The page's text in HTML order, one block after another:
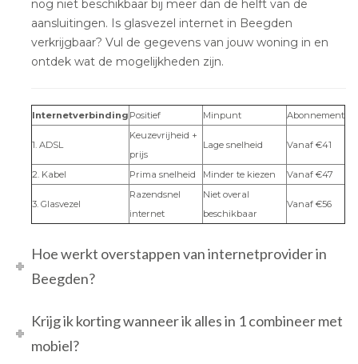
nog niet beschikbaar bij meer dan de helft van de
aansluitingen. Is glasvezel internet in Beegden
verkrijgbaar? Vul de gegevens van jouw woning in en
ontdek wat de mogelijkheden zijn.
Internetverbinding Positief Minpunt Abonnement
1. ADSL
Keuzevrijheid +
prijs
Lage snelheid Vanaf €41
2. Kabel Prima snelheid Minder te kiezen Vanaf €47
3. Glasvezel
Razendsnel
internet
Niet overal
beschikbaar
Vanaf €56
Hoe werkt overstappen van internetprovider in
Beegden?
Krijg ik korting wanneer ik alles in 1 combineer met
mobiel?